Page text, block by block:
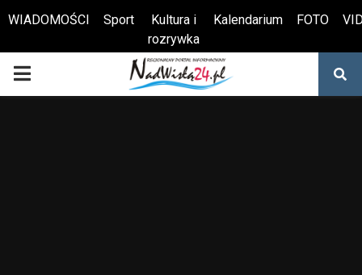
Otwórz pasek narzędzi
WIADOMOŚCI Sport
Kultura i
rozrywka
Kalendarium FOTO
PRIMARY